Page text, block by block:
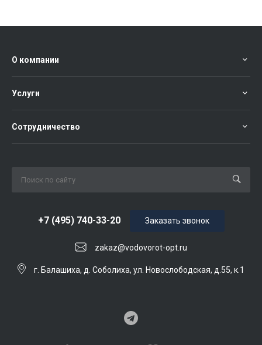
О компании
Услуги
Сотрудничество
+7 (495) 740-33-20
zakaz@vodovorot-opt.ru
Заказать звонок
г. Балашиха, д. Соболиха, ул. Новослободская, д.55, к.1